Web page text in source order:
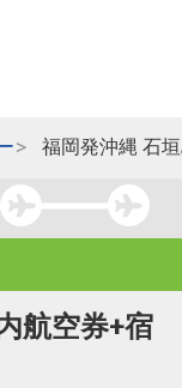
福岡発沖縄 石
航空券+宿